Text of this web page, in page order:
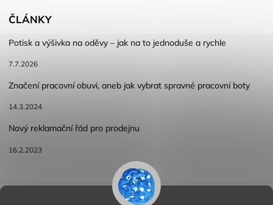
ČLÁNKY
Potisk a výšivka na oděvy – jak na to jednoduše a rychle
7.7.2026
Značení pracovní obuvi, aneb jak vybrat spravné pracovní boty
14.3.2024
Nový reklamační řád pro prodejnu
16.2.2023
Reklamace a vracení zboží